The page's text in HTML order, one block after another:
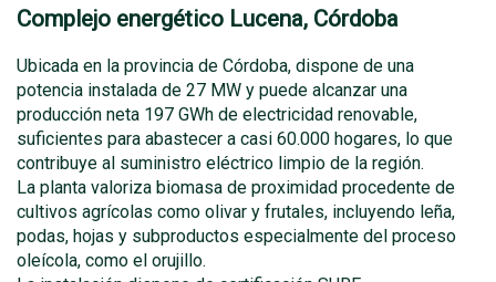
Complejo energético Lucena, Córdoba
Ubicada en la provincia de Córdoba, dispone de una
potencia instalada de 27 MW y puede alcanzar una
producción neta 197 GWh de electricidad renovable,
suficientes para abastecer a casi 60.000 hogares, lo que
contribuye al suministro eléctrico limpio de la región.
La planta valoriza biomasa de proximidad procedente de
cultivos agrícolas como olivar y frutales, incluyendo leña,
podas, hojas y subproductos especialmente del proceso
oleícola, como el orujillo.